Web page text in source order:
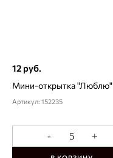
12 руб.
Мини-открытка "Люблю"
Артикул: 152235
- +